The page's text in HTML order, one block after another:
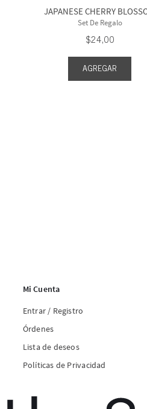
JAPANESE CHERRY
Set De Regalo
$24,00
AGREGAR
Mi Cuenta
Entrar / Registro
Órdenes
Lista de deseos
Políticas de Privacidad